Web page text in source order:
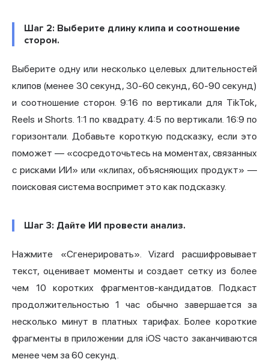
Шаг 2: Выберите длину клипа и соотношение
сторон.
Выберите одну или несколько целевых длительностей
клипов (менее 30 секунд, 30-60 секунд, 60-90 секунд)
и соотношение сторон. 9:16 по вертикали для TikTok,
Reels и Shorts. 1:1 по квадрату. 4:5 по вертикали. 16:9 по
горизонтали. Добавьте короткую подсказку, если это
поможет — «сосредоточьтесь на моментах, связанных
с рисками ИИ» или «клипах, объясняющих продукт» —
поисковая система воспримет это как подсказку.
Шаг 3: Дайте ИИ провести анализ.
Нажмите «Сгенерировать». Vizard расшифровывает
текст, оценивает моменты и создает сетку из более
чем 10 коротких фрагментов-кандидатов. Подкаст
продолжительностью 1 час обычно завершается за
несколько минут в платных тарифах. Более короткие
фрагменты в приложении для iOS часто заканчиваются
менее чем за 60 секунд.